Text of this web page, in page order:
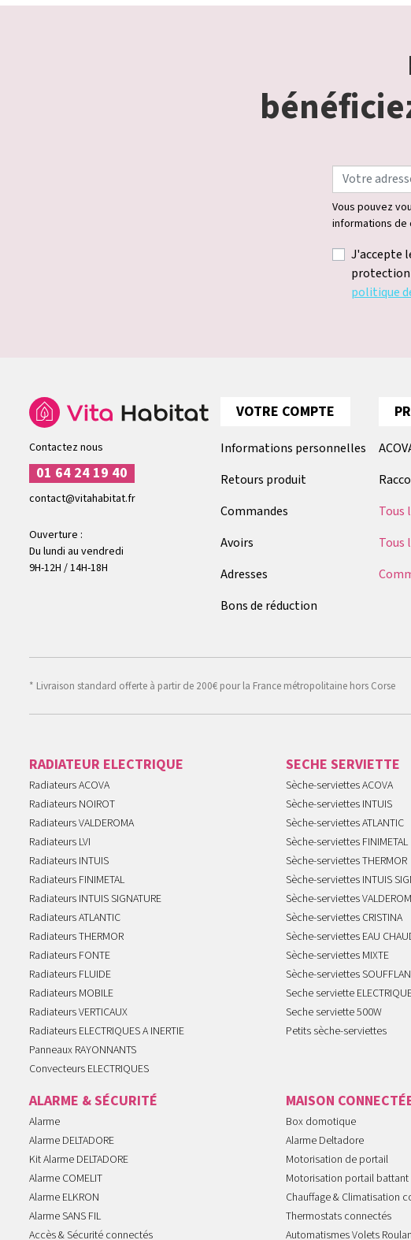
Vous pouvez
informations de
J'accepte
protection
politique
Contactez nous
01 64 24 19 40
contact@vitahabitat.fr
Ouverture :
Du lundi au vendredi
9H-12H / 14H-18H
VOTRE COMPTE
Informations personnelles
Retours produit
Commandes
Avoirs
Adresses
Bons de réduction
Tous
Tous
* Livraison standard offerte à partir de 200€ pour la France métropolitaine hors Corse
RADIATEUR ELECTRIQUE
Radiateurs ACOVA
Radiateurs NOIROT
Radiateurs VALDEROMA
Radiateurs LVI
Radiateurs INTUIS
Radiateurs FINIMETAL
Radiateurs INTUIS SIGNATURE
Radiateurs ATLANTIC
Radiateurs THERMOR
Radiateurs FONTE
Radiateurs FLUIDE
Radiateurs MOBILE
Radiateurs VERTICAUX
Radiateurs ELECTRIQUES A INERTIE
Panneaux RAYONNANTS
Convecteurs ELECTRIQUES
SECHE SERVIETTE
Sèche-serviettes ACOVA
Sèche-serviettes INTUIS
Sèche-serviettes ATLANTIC
Sèche-serviettes FINIMETAL
Sèche-serviettes THERMOR
Sèche-serviettes INTUIS
Sèche-serviettes
Sèche-serviettes CRISTINA
Sèche-serviettes EAU
Sèche-serviettes MIXTE
Sèche-serviettes
Seche serviette
Seche serviette 500W
Petits sèche-serviettes
ALARME & SÉCURITÉ
Alarme
Alarme DELTADORE
Kit Alarme DELTADORE
Alarme COMELIT
Alarme ELKRON
Alarme SANS FIL
Accès & Sécurité connectés
MAISON
Box domotique
Alarme Deltadore
Motorisation de portail
Motorisation portail battant
Chauffage & Climatisation
Thermostats connectés
Automatismes Volets